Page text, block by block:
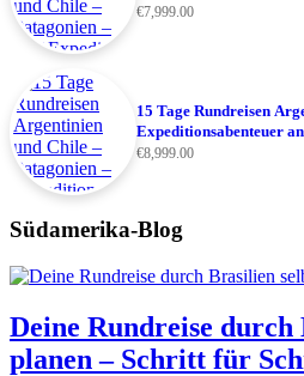
€7,999.00
15 Tage Rundreisen
Expeditionsabenteuer
€8,999.00
Südamerika-Blog
Deine Rundreise durch
planen – Schritt für